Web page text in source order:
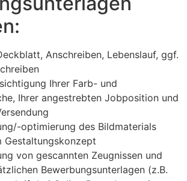
Anschreiben, Lebenslauf, ggf.
Ihrer Farb- und
Ihrer angestrebten Jobposition und
optimierung des Bildmaterials
Gestaltungskonzept
von gescannten Zeugnissen und
Bewerbungsunterlagen (z.B.